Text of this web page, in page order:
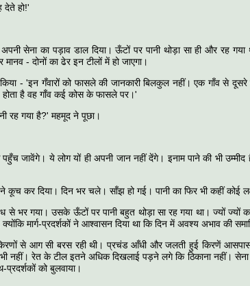
देते हो!'
सेना का पड़ाव डाल दिया। ऊँटों पर पानी थोड़ा सा ही और रह
- दोनों का ढेर इन टीलों में हो जाएगा।
- 'इन गँवारों को फासले की जानकारी बिलकुल नहीं। एक गाँव से दूसरे
होता है वह गाँव कई कोस के फासले पर।'
रह गया है?' महमूद ने पूछा।
जावेंगे। ये लोग यों ही अपनी जान नहीं देंगे। इनाम पाने की भी उम्मीद
कूच कर दिया। दिन भर चले। साँझ हो गई। पानी का फिर भी कहीं कोई
से भर गया। उसके ऊँटों पर पानी बहुत थोड़ा सा रह गया था। ज्यों ज्यों
मार्ग-प्रदर्शकों ने आश्वासन दिया था कि दिन में अवश्य अभाव की
से आग सी बरस रही थी। प्रचंड आँधी और जलती हुई किरणें
नहीं। रेत के टील इतने अधिक दिखलाई पड़ने लगे कि ठिकाना नहीं।
को बुलवाया।